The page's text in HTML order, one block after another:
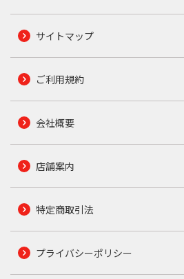
サイトマップ
ご利用規約
会社概要
店舗案内
特定商取引法
プライバシーポリシー